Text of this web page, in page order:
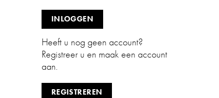
INLOGGEN
Heeft u nog geen account?
Registreer u en maak een account
aan.
REGISTREREN